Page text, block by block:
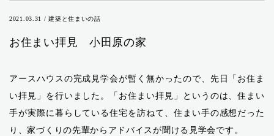
2021.03.31 / 建築と住まいの話
お住まい拝見 小田原の家
アースハウスの完成見学会が暫く無かったので、先日「お住ま
い拝見」を行いました。「お住まい拝見」というのは、住まい
手が実際に暮らしている住宅を訪ねて、住まい手の感想だった
り、家づくりの先輩からアドバイスが聞ける見学会です。